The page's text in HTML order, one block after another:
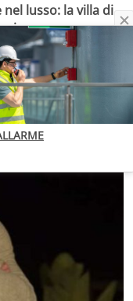
lusso: la villa di